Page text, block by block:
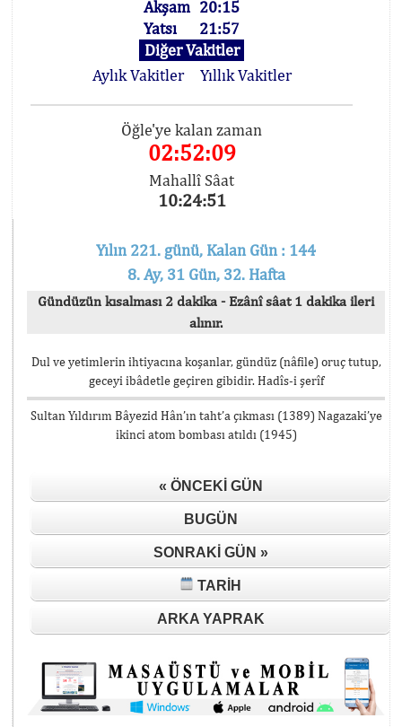
Akşam 20:15
Yatsı
21:57
Diğer Vakitler
Aylık Vakitler
Yıllık Vakitler
Öğle'ye kalan zaman
02:52:09
Mahallî Sâat
10:24:51
Yılın 221. günü, Kalan Gün : 144
8. Ay, 31 Gün, 32. Hafta
Gündüzün kısalması 2 dakika - Ezânî sâat 1 dakika ileri
alınır.
Dul ve yetimlerin ihtiyacına koşanlar, gündüz (nâfile) oruç tutup,
geceyi ibâdetle geçiren gibidir. Hadîs-i şerîf
Sultan Yıldırım Bâyezid Hân’ın taht’a çıkması (1389) Nagazaki’ye
ikinci atom bombası atıldı (1945)
« ÖNCEKI GÜN
BUGÜN
SONRAKI GÜN »
TARIH
ARKA YAPRAK